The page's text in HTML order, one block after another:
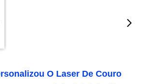
O Laser De Couro